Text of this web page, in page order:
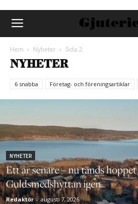
Hem Nyheter Sida 2
NYHETER
6 snabba Företag- och föreningsartiklar
NYHETER
Ett år senare – nu tänds
Guldsmedshyttan igen
Redaktör - augusti 7, 2026